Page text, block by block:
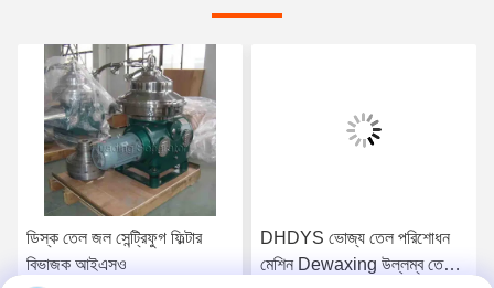
ডিস্ক তেল জল সেন্ট্রিফুগ ফিল্টার
বিভাজক আইএসও
DHDYS ভোজ্য তেল পরিশোধন
মেশিন Dewaxing উল্লম্ব তেল